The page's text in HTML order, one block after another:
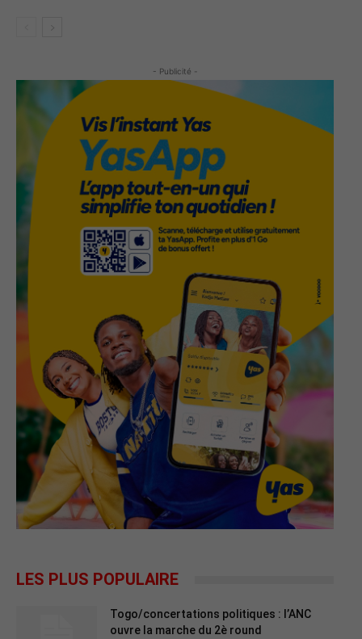
- Publicité -
LES PLUS POPULAIRE
Togo/concertations politiques : l’ANC
ouvre la marche du 2è round